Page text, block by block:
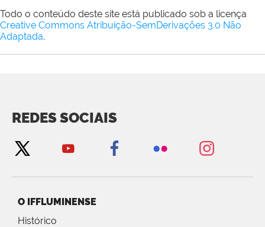
Todo o conteúdo deste site está publicado sob a licença
Creative Commons Atribuição-SemDerivações 3.0 Não
Adaptada.
REDES SOCIAIS
O IFFLUMINENSE
Histórico